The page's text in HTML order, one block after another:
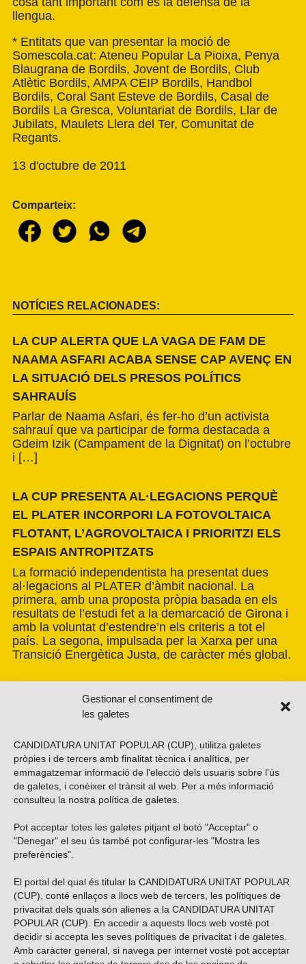
Gestionar el consentiment de
les galetes
CANDIDATURA UNITAT POPULAR (CUP), utilitza galetes
pròpies i de tercers amb finalitat tècnica i analítica, per
emmagatzemar informació de l'elecció dels usuaris sobre l'ús
de galetes, i conèixer el trànsit al web. Per a més informació
consulteu la nostra política de galetes
Pot acceptar totes les galetes pitjant el botó "Acceptar" o
"Denegar" el seu ús també pot configurar-les "Mostra les
preferències".
El portal del qual és titular la CANDIDATURA UNITAT POPULAR
(CUP), conté enllaços a llocs web de tercers, les polítiques de
privacitat dels quals són alienes a la CANDIDATURA UNITAT
POPULAR (CUP). En accedir a aquests llocs web vostè pot
decidir si accepta les seves polítiques de privacitat i de galetes.
Amb caràcter general, si navega per internet vostè pot acceptar
llengua.
* Entitats que van presentar la moció de
Somescola.cat: Ateneu Popular La Pioixa, Penya
Blaugrana de Bordils, Jovent de Bordils, Club
Atlètic Bordils, AMPA CEIP Bordils, Handbol
Bordils, Coral Sant Esteve de Bordils, Casal de
Bordils La Gresca, Voluntariat de Bordils, Llar de
Jubilats, Maulets Llera del Ter, Comunitat de
Regants.
13 d'octubre de 2011
Comparteix:
NOTÍCIES RELACIONADES:
LA CUP ALERTA QUE LA VAGA DE FAM DE
NAAMA ASFARI ACABA SENSE CAP AVENÇ EN
LA SITUACIÓ DELS PRESOS POLÍTICS
SAHRAUÍS
Parlar de Naama Asfari, és fer-ho d’un activista
sahrauí que va participar de forma destacada a
Gdeim Izik (Campament de la Dignitat) on l’octubre
i […]
LA CUP PRESENTA AL·LEGACIONS PERQUÈ
EL PLATER INCORPORI LA FOTOVOLTAICA
FLOTANT, L’AGROVOLTAICA I PRIORITZI ELS
ESPAIS ANTROPITZATS
La formació independentista ha presentat dues
al·legacions al PLATER d’àmbit nacional. La
primera, amb una proposta pròpia basada en els
resultats de l’estudi fet a la demarcació de Girona i
amb la voluntat d’estendre’n els criteris a tot el
país. La segona, impulsada per la Xarxa per una
Transició Energètica Justa, de caràcter més global.
Vols subscriure’t al nostre butlletí?
ENVIAR
Troba’ns a les xarxes socials